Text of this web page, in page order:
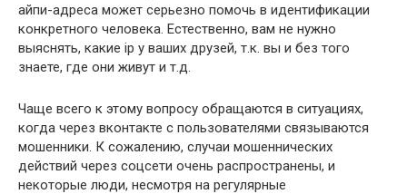
айпи-адреса может серьезно помочь в идентификации
конкретного человека. Естественно, вам не нужно
выяснять, какие ip у ваших друзей, т.к. вы и без того
знаете, где они живут и т.д.
Чаще всего к этому вопросу обращаются в ситуациях,
когда через вконтакте с пользователями связываются
мошенники. К сожалению, случаи мошеннических
действий через соцсети очень распространены, и
некоторые люди, несмотря на регулярные